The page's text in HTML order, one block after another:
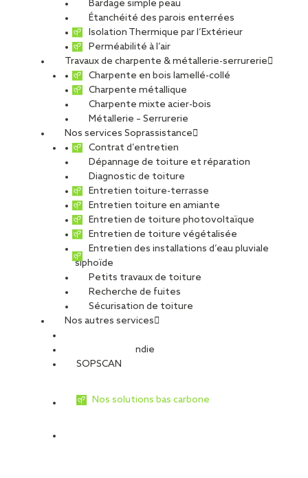
Bardage simple peau
Étanchéité des parois enterrées
Isolation Thermique par l’Extérieur
Perméabilité à l’air
Travaux de charpente & métallerie-serrurerie
Charpente en bois lamellé-collé
Charpente métallique
Charpente mixte acier-bois
Métallerie – Serrurerie
Nos services Soprassistance
Contrat d’entretien
Dépannage de toiture et réparation
Diagnostic de toiture
Entretien toiture-terrasse
Entretien toiture en amiante
Entretien de toiture photovoltaïque
Entretien de toiture végétalisée
Entretien des installations d’eau pluviale
siphoïde
Petits travaux de toiture
Recherche de fuites
Sécurisation de toiture
Nos autres services
Sécurité Incendie
SOPSCAN
Nos solutions bas carbone